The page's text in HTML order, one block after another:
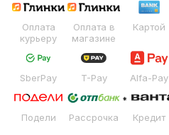
Оплата
курьеру
Оплата в
магазине
Картой
SberPay T-Pay Alfa-Pay
Подели Рассрочка Кредит